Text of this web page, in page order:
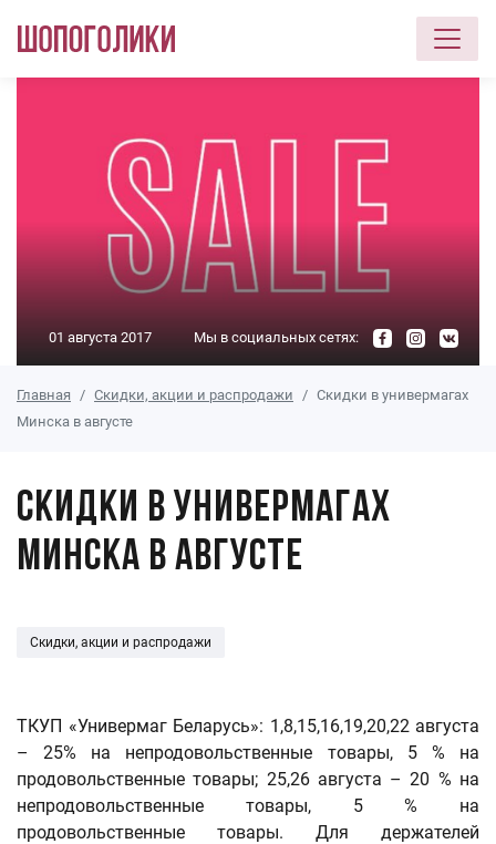
01 августа 2017 Мы в социальных сетях:
Главная Скидки, акции и распродажи
Скидки в универмагах
Минска в августе
Скидки в универмагах
Минска в августе
Скидки, акции и распродажи
ТКУП «Универмаг Беларусь»: 1,8,15,16,19,20,22 августа
– 25% на непродовольственные товары, 5 % на
продовольственные товары; 25,26 августа – 20 % на
непродовольственные товары, 5 % на
продовольственные товары. Для держателей